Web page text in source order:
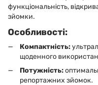
функціональність,
зйомки.
Особливості:
Компактність:
щоденного
Потужність:
репортажних зйомок.